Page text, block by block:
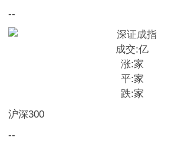
--
成交:亿
涨:家
平:家
跌:家
沪深300
--